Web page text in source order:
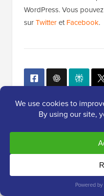
Si vous avez aimé cet
notreChaîne YouTube
Populaire sur
rendre